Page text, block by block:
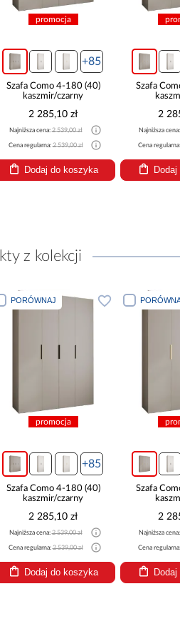
promocja
+85
Szafa Como 4-180 (40)
kaszmir/czarny
2 285,10 zł
Najniższa cena:2 539,00 zł
Cena regularna:2 539,00 zł
Dodaj do koszyka
Szafa
2
Najniższa
Cena
z kolekcji
PORÓWNAJ
promocja
+85
Szafa Como 4-180 (40)
kaszmir/czarny
2 285,10 zł
Najniższa cena:2 539,00 zł
Cena regularna:2 539,00 zł
Dodaj do koszyka
Szafa
2
Najniższa
Cena